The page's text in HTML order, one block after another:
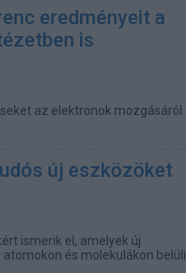
eredményeit a
is
az elektronok mozgásáról
új eszközöket
ismerik el, amelyek új
és molekulákon belüli